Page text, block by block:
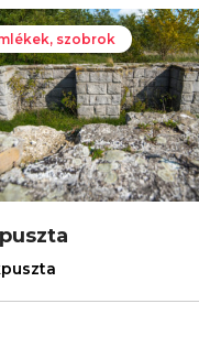
szobrok